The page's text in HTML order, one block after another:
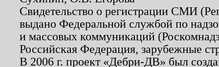
Свидетельство о регистрации СМИ
выдано Федеральной службой по
и массовых коммуникаций
Российская Федерация, зарубежные
В 2006 г. проект «Дебри-ДВ» был